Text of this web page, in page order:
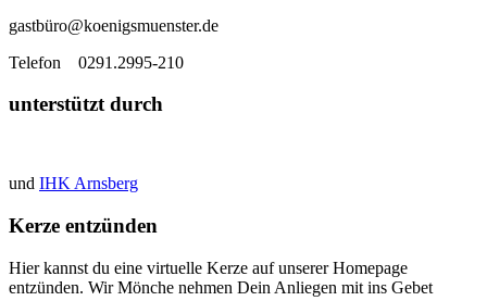
gastbüro@koenigsmuenster.de
Telefon 0291.2995-210
unterstützt durch
und IHK Arnsberg
Kerze entzünden
Hier kannst du eine virtuelle Kerze auf unserer Homepage
entzünden. Wir Mönche nehmen Dein Anliegen mit ins Gebet